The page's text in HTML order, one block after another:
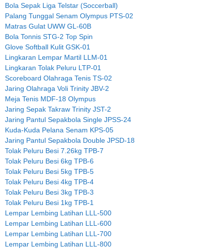
Bola Sepak Liga Telstar (Soccerball)
Palang Tunggal Senam Olympus PTS-02
Matras Gulat UWW GL-60B
Bola Tonnis STG-2 Top Spin
Glove Softball Kulit GSK-01
Lingkaran Lempar Martil LLM-01
Lingkaran Tolak Peluru LTP-01
Scoreboard Olahraga Tenis TS-02
Jaring Olahraga Voli Trinity JBV-2
Meja Tenis MDF-18 Olympus
Jaring Sepak Takraw Trinity JST-2
Jaring Pantul Sepakbola Single JPSS-24
Kuda-Kuda Pelana Senam KPS-05
Jaring Pantul Sepakbola Double JPSD-18
Tolak Peluru Besi 7.26kg TPB-7
Tolak Peluru Besi 6kg TPB-6
Tolak Peluru Besi 5kg TPB-5
Tolak Peluru Besi 4kg TPB-4
Tolak Peluru Besi 3kg TPB-3
Tolak Peluru Besi 1kg TPB-1
Lempar Lembing Latihan LLL-500
Lempar Lembing Latihan LLL-600
Lempar Lembing Latihan LLL-700
Lempar Lembing Latihan LLL-800